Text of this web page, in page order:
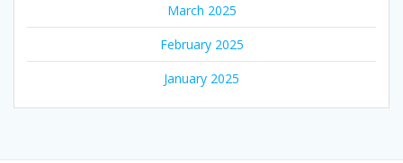
March 2025
February 2025
January 2025